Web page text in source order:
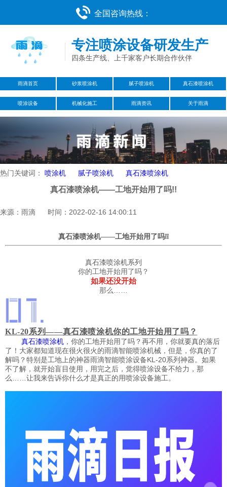
全国咨询热线：
专注喷涂设备研发生产
四条生产线、上千家客户长期合作伙伴
雨滴首页 砂浆喷涂机 腻子喷涂机 真石漆喷涂机
喷涂设备 机械化施工 雨滴资讯 关于雨滴
热门关键词： 喷涂机 腻子喷涂机 真石漆喷涂机
真石漆喷涂机——工地开始用了吗!!
来源：雨滴 时间：2022-02-16 14:00:11
真石漆喷涂机——工地开始用了吗❕❕
真石漆喷涂机系列
你的工地开始用了吗？
如果还没开始
那么……
KL-20系列——真石漆喷涂机你的工地开始用了吗？
真石漆喷涂机 ，你的工地开始用了吗？再不用，你就要真的落后
了！大家都知道现在很火很火的雨滴智能喷涂机械，但是，你真的了
解吗？特别是工地上的神器雨滴智能喷涂设备KL-20系列神器。如果
不了解，就开始盲目使用，用完之后，觉得喷涂设备不给力，那
么……让我来告诉你什么才是真正的用喷涂设备施工。